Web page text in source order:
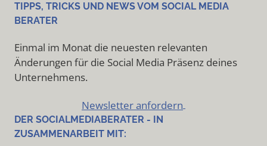
TIPPS, TRICKS UND NEWS VOM SOCIAL MEDIA
BERATER
Einmal im Monat die neuesten relevanten
Änderungen für die Social Media Präsenz deines
Unternehmens.
Newsletter anfordern
DER SOCIALMEDIABERATER - IN
ZUSAMMENARBEIT MIT: